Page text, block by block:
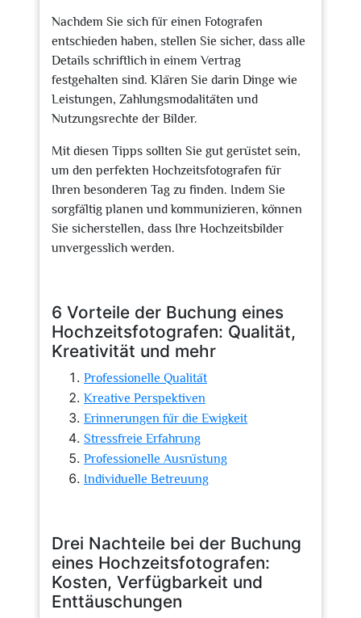
Nachdem Sie sich für einen Fotografen
entschieden haben, stellen Sie sicher, dass alle
Details schriftlich in einem Vertrag
festgehalten sind. Klären Sie darin Dinge wie
Leistungen, Zahlungsmodalitäten und
Nutzungsrechte der Bilder.
Mit diesen Tipps sollten Sie gut gerüstet sein,
um den perfekten Hochzeitsfotografen für
Ihren besonderen Tag zu finden. Indem Sie
sorgfältig planen und kommunizieren, können
Sie sicherstellen, dass Ihre Hochzeitsbilder
unvergesslich werden.
6 Vorteile der Buchung eines
Hochzeitsfotografen: Qualität,
Kreativität und mehr
Professionelle Qualität
Kreative Perspektiven
Erinnerungen für die Ewigkeit
Stressfreie Erfahrung
Professionelle Ausrüstung
Individuelle Betreuung
Drei Nachteile bei der Buchung
eines Hochzeitsfotografen:
Kosten, Verfügbarkeit und
Enttäuschungen